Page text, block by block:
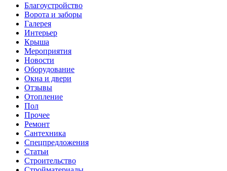
Благоустройство
Ворота и заборы
Галерея
Интерьер
Крыша
Мероприятия
Новости
Оборудование
Окна и двери
Отзывы
Отопление
Пол
Прочее
Ремонт
Сантехника
Спецпредложения
Статьи
Строительство